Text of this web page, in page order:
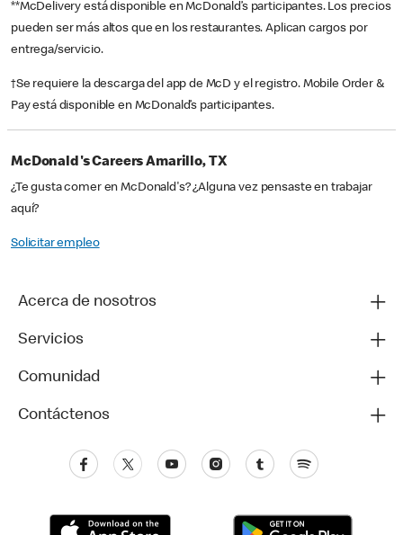
**McDelivery está disponible en McDonald’s participantes. Los precios
pueden ser más altos que en los restaurantes. Aplican cargos por
entrega/servicio.
†Se requiere la descarga del app de McD y el registro. Mobile Order &
Pay está disponible en McDonald’s participantes.
McDonald's Careers Amarillo, TX
¿Te gusta comer en McDonald's? ¿Alguna vez pensaste en trabajar
aquí?
Solicitar empleo
Acerca de nosotros
Servicios
Comunidad
Contáctenos